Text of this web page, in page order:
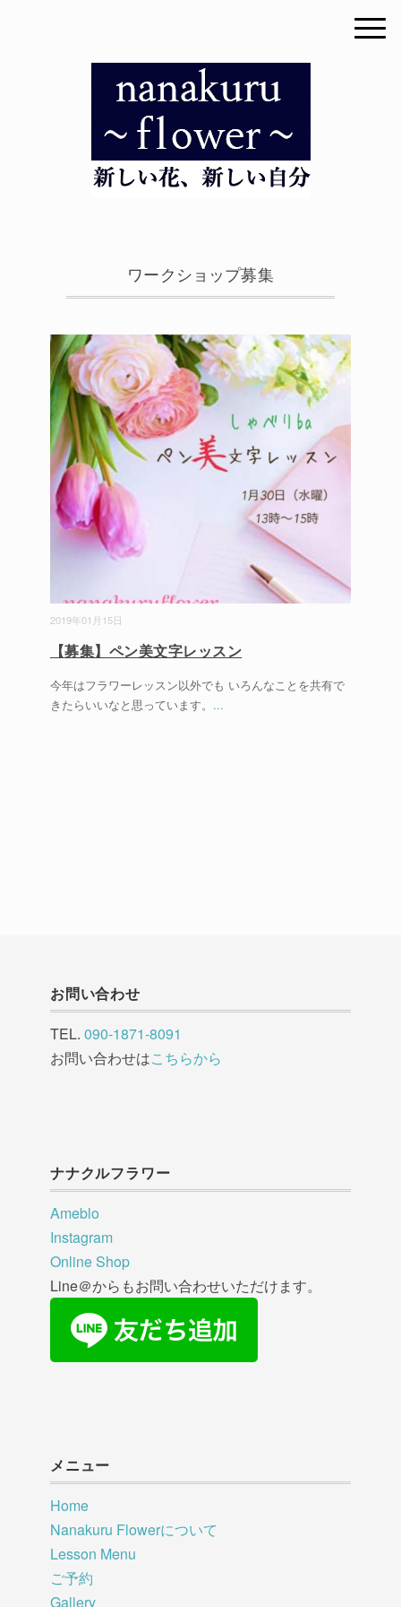
ワークショップ募集
2019年01月15日
【募集】ペン美文字レッスン
今年はフラワーレッスン以外でも いろんなことを共有で
きたらいいなと思っています。 ...
お問い合わせ
TEL. 090-1871-8091
お問い合わせはこちらから
ナナクルフラワー
Ameblo
Instagram
Online Shop
Line＠からもお問い合わせいただけます。
メニュー
Home
Nanakuru Flowerについて
Lesson Menu
ご予約
Gallery